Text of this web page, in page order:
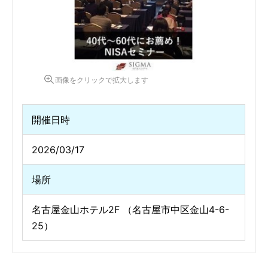
画像をクリックで拡大します
開催日時
2026/03/17
場所
名古屋金山ホテル2F （名古屋市中区金山4-6-
25）